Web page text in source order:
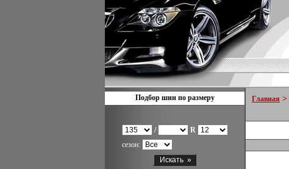
Подбор шин по размеру
/
R
сезон:
Главная >